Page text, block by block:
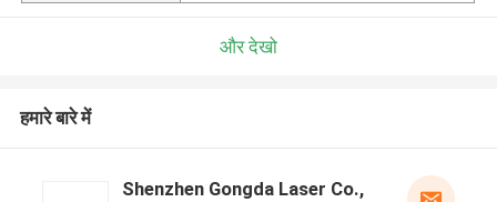
और देखो
हमारे बारे में
Shenzhen Gongda Laser Co.,